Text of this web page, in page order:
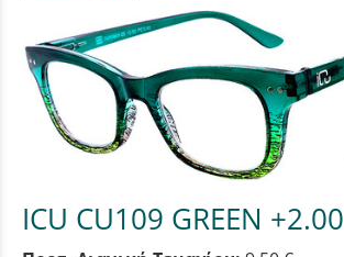
ICU CU109 GREEN +2.00